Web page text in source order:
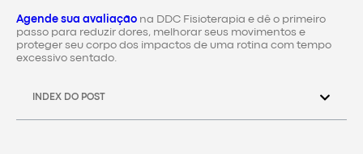
Agende sua avaliação na DDC Fisioterapia e dê o primeiro
passo para reduzir dores, melhorar seus movimentos e
proteger seu corpo dos impactos de uma rotina com tempo
excessivo sentado.
INDEX DO POST